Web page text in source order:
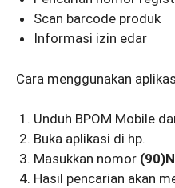
Scan barcode produk
Informasi izin edar
Cara menggunakan
Unduh BPOM Mobile
Buka aplikasi di hp.
Masukkan nomor
Hasil pencarian akan